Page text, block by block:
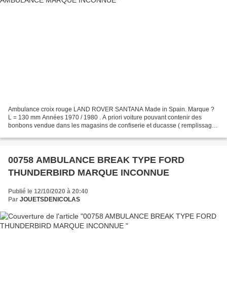
Ambulance croix rouge LAND ROVER SANTANA Made in Spain. Marque ?
L = 130 mm Années 1970 / 1980 . A priori voiture pouvant contenir des
bonbons vendue dans les magasins de confiserie et ducasse ( remplissage
00758 AMBULANCE BREAK TYPE FORD
THUNDERBIRD MARQUE INCONNUE
Publié le 12/10/2020 à 20:40
Par JOUETSDENICOLAS